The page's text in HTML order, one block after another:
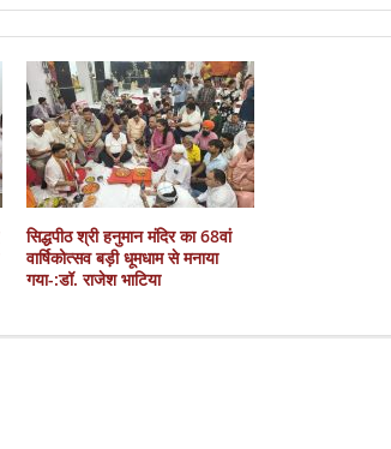
सिद्धपीठ श्री हनुमान मंदिर का 68वां
वार्षिकोत्सव बड़ी धूमधाम से मनाया
गया-:डॉ. राजेश भाटिया